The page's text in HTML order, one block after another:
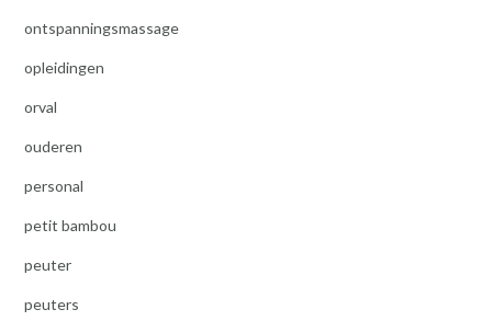
ontspanningsmassage
opleidingen
orval
ouderen
personal
petit bambou
peuter
peuters